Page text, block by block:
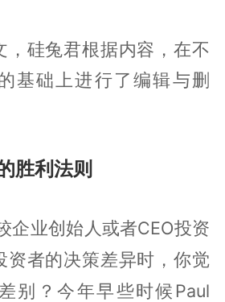
，硅兔君根据内容，在不
基础上进行了编辑与删
胜利法则
企业创始人或者CEO投资
资者的决策差异时，你觉
别？今年早些时候 Paul